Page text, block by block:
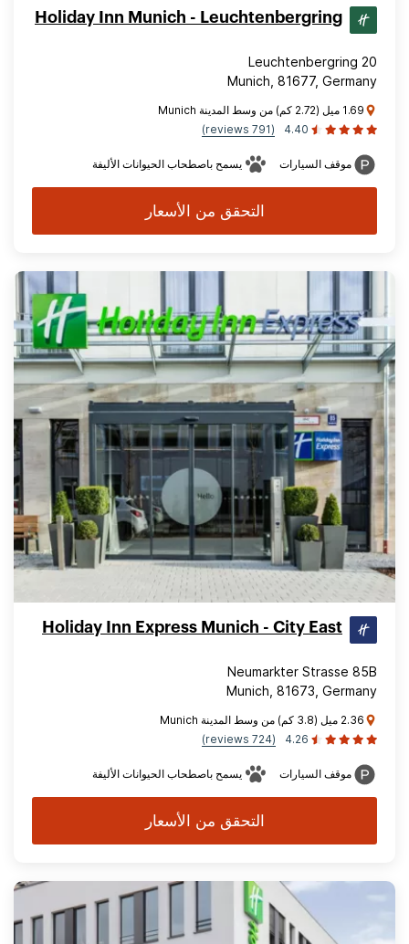
Holiday Inn Munich - Leuchtenbergring
Leuchtenbergring 20
Munich, 81677, Germany
1.69 ميل (2.72 كم) من وسط المدينة Munich
4.40
(791 reviews)
موقف السيارات يسمح باصطحاب الحيوانات الأليفة
التحقق من الأسعار
Holiday Inn Express Munich - City East
Neumarkter Strasse 85B
Munich, 81673, Germany
2.36 ميل (3.8 كم) من وسط المدينة Munich
4.26
(724 reviews)
موقف السيارات يسمح باصطحاب الحيوانات الأليفة
التحقق من الأسعار